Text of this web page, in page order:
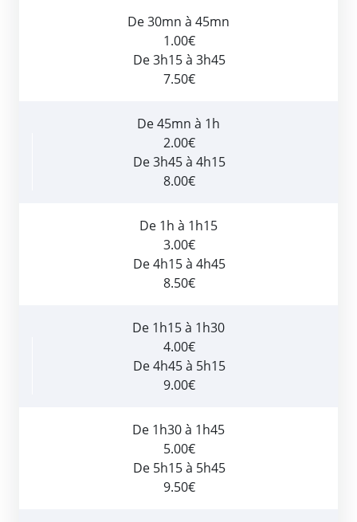
De 30mn à 45mn
1.00€
De 3h15 à 3h45
7.50€
De 45mn à 1h
2.00€
De 3h45 à 4h15
8.00€
De 1h à 1h15
3.00€
De 4h15 à 4h45
8.50€
De 1h15 à 1h30
4.00€
De 4h45 à 5h15
9.00€
De 1h30 à 1h45
5.00€
De 5h15 à 5h45
9.50€